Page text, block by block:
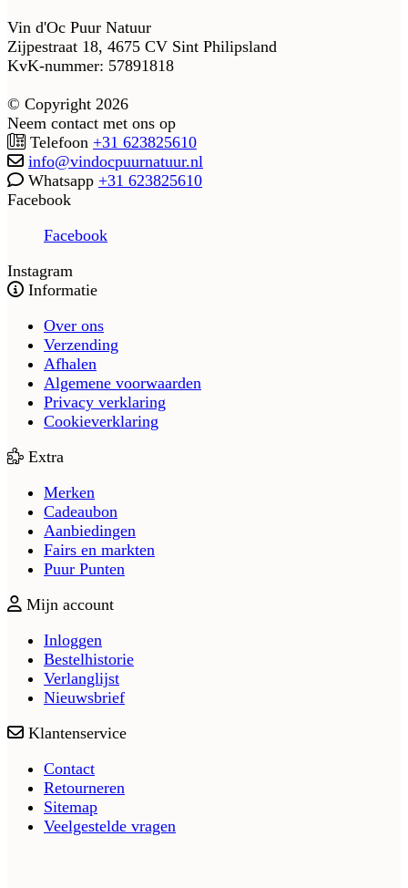
Vin d'Oc Puur Natuur
Zijpestraat 18, 4675 CV Sint Philipsland
KvK-nummer: 57891818
© Copyright 2026
Neem contact met ons op
Telefoon +31 623825610
info@vindocpuurnatuur.nl
Whatsapp +31 623825610
Facebook
Facebook
Instagram
Informatie
Over ons
Verzending
Afhalen
Algemene voorwaarden
Privacy verklaring
Cookieverklaring
Extra
Merken
Cadeaubon
Aanbiedingen
Fairs en markten
Puur Punten
Mijn account
Inloggen
Bestelhistorie
Verlanglijst
Nieuwsbrief
Klantenservice
Contact
Retourneren
Sitemap
Veelgestelde vragen